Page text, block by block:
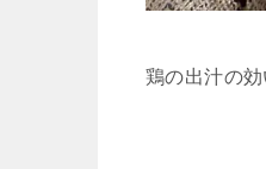
鶏の出汁の